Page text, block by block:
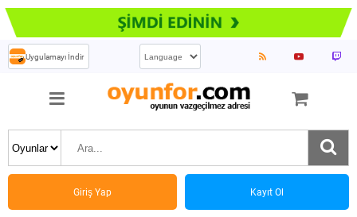
Uygulamayı İndir
Giriş Yap Kayıt Ol